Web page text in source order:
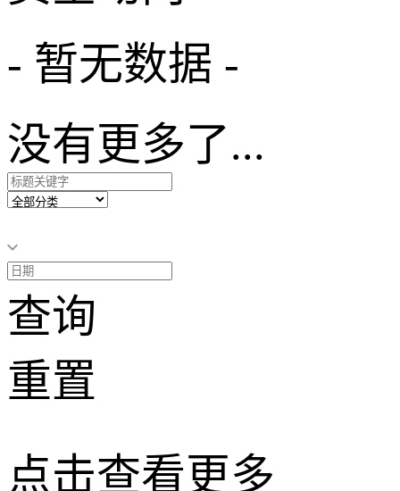
- 暂无数据 -
没有更多了...
查询
重置
点击查看更多